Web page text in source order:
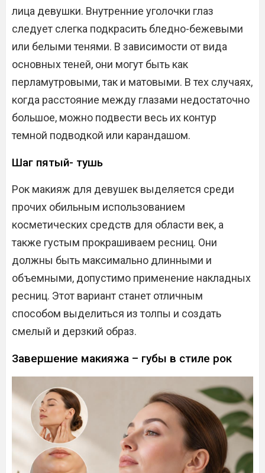
лица девушки. Внутренние уголочки глаз
следует слегка подкрасить бледно-бежевыми
или белыми тенями. В зависимости от вида
основных теней, они могут быть как
перламутровыми, так и матовыми. В тех случаях,
когда расстояние между глазами недостаточно
большое, можно подвести весь их контур
темной подводкой или карандашом.
Шаг пятый- тушь
Рок макияж для девушек выделяется среди
прочих обильным использованием
косметических средств для области век, а
также густым прокрашиваем ресниц. Они
должны быть максимально длинными и
объемными, допустимо применение накладных
ресниц. Этот вариант станет отличным
способом выделиться из толпы и создать
смелый и дерзкий образ.
Завершение макияжа – губы в стиле рок